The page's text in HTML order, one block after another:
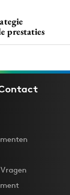
prestaties